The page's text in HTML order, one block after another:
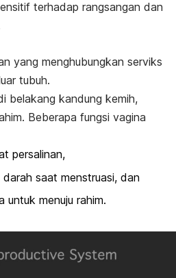
terhadap rangsangan dan
yang menghubungkan serviks
tubuh.
belakang kandung kemih,
. Beberapa fungsi vagina
persalinan,
saat menstruasi, dan
untuk menuju rahim.